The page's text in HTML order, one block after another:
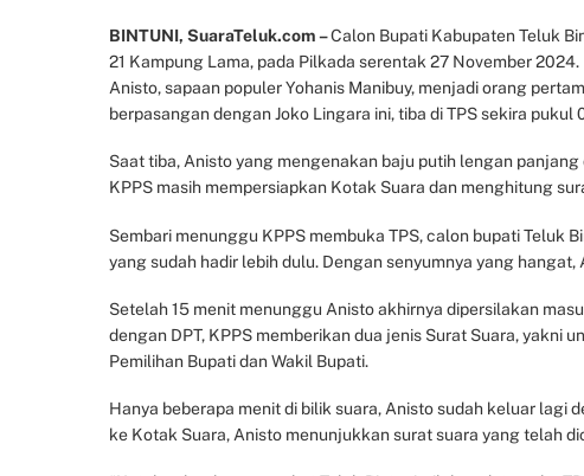
BINTUNI, SuaraTeluk.com –Calon Bupati Kabupaten Teluk
21 Kampung Lama, pada Pilkada serentak 27 November 2024.
Anisto, sapaan populer Yohanis Manibuy, menjadi orang
berpasangan dengan Joko Lingara ini, tiba di TPS sekira pukul
Saat tiba, Anisto yang mengenakan baju putih lengan
KPPS masih mempersiapkan Kotak Suara dan menghitung
Sembari menunggu KPPS membuka TPS, calon bupati Teluk
yang sudah hadir lebih dulu. Dengan senyumnya yang
Setelah 15 menit menunggu Anisto akhirnya dipersilakan
dengan DPT, KPPS memberikan dua jenis Surat Suara, yakni
Pemilihan Bupati dan Wakil Bupati.
Hanya beberapa menit di bilik suara, Anisto sudah keluar lagi
ke Kotak Suara, Anisto menunjukkan surat suara yang telah